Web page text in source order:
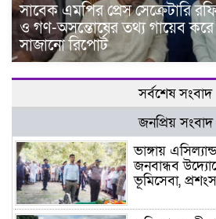
সাবেক এমপির প্রেস সেক্রেটারি
ও গণ-অসন্তোষের তথ্য গায়েব করে
সাজানো রিপোর্ট
সর্বশেষ সংবাদ
জনপ্রিয় সংবাদ
ভাঙ্গায়
জনবান্ধব
ভূমিসেবা,